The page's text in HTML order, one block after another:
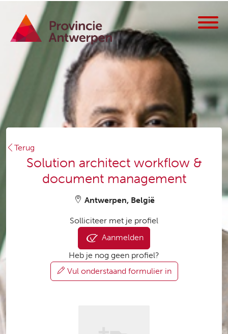
Terug
Solution architect workflow &
document management
Antwerpen, België
Solliciteer met je profiel
Aanmelden
Heb je nog geen profiel?
Vul onderstaand formulier in